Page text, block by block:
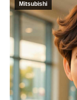
Mitsubishi